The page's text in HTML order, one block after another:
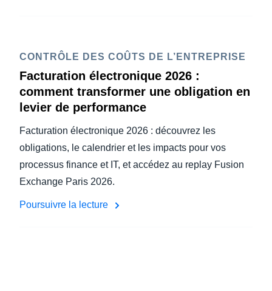
CONTRÔLE DES COÛTS DE L’ENTREPRISE
Facturation électronique 2026 :
comment transformer une obligation en
levier de performance
Facturation électronique 2026 : découvrez les
obligations, le calendrier et les impacts pour vos
processus finance et IT, et accédez au replay Fusion
Exchange Paris 2026.
Poursuivre la lecture